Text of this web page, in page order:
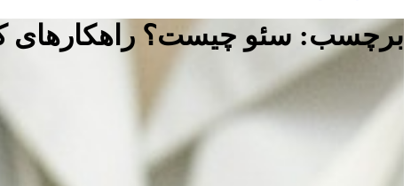
برچسب: سئو چیست؟ راهکارهای